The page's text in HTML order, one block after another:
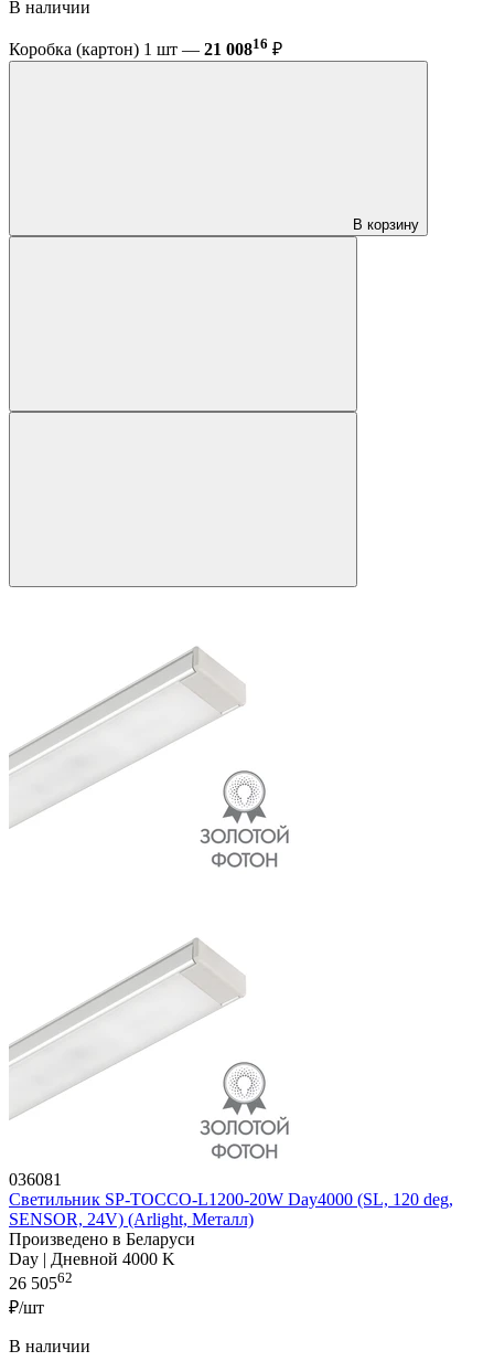
В наличии
Коробка (картон) 1 шт — 21 00816 ₽
В корзину
036081
Светильник SP-TOCCO-L1200-20W Day4000 (SL, 120 deg,
SENSOR, 24V) (Arlight, Металл)
Произведено в Беларуси
Day | Дневной 4000 K
26 50562
₽/шт
В наличии